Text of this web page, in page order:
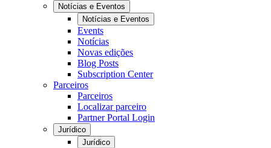
Notícias e Eventos
Notícias e Eventos
Events
Notícias
Novas edições
Blog Posts
Subscription Center
Parceiros
Parceiros
Localizar parceiro
Partner Portal Login
Jurídico
Jurídico